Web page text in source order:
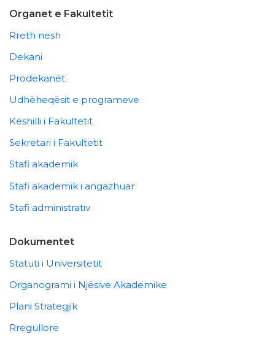
Organet e Fakultetit
Rreth nesh
Dekani
Prodekanët
Udhëheqësit e programeve
Këshilli i Fakultetit
Sekretari i Fakultetit
Stafi akademik
Stafi akademik i angazhuar
Stafi administrativ
Dokumentet
Statuti i Universitetit
Organogrami i Njësive Akademike
Plani Strategjik
Rregullore